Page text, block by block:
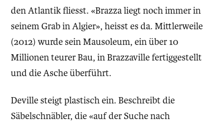
den Atlantik fliesst. «Brazza liegt noch immer in
seinem Grab in Algier», heisst es da. Mittlerweile
(2012) wurde sein Mausoleum, ein über 10
Millionen teurer Bau, in Brazzaville fertiggestellt
und die Asche überführt.
Deville steigt plastisch ein. Beschreibt die
Säbelschnäbler, die «auf der Suche nach